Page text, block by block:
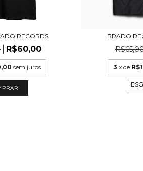
RECORDS
R$60,00
sem juros
BRADO
3 x de